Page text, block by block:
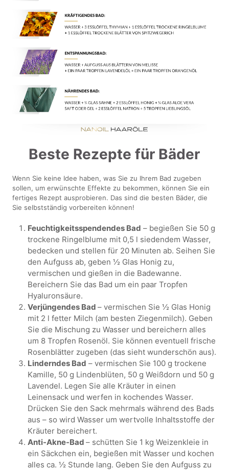
Beste Rezepte für Bäder
Wenn Sie keine Idee haben, was Sie zu Ihrem Bad zugeben
sollen, um erwünschte Effekte zu bekommen, können Sie ein
fertiges Rezept ausprobieren. Das sind die besten Bäder, die
Sie selbstständig vorbereiten können!
Feuchtigkeitsspendendes Bad – begießen Sie 50 g
trockene Ringelblume mit 0,5 l siedendem Wasser,
bedecken und stellen für 20 Minuten ab. Seihen Sie
den Aufguss ab, geben ½ Glas Honig zu,
vermischen und gießen in die Badewanne.
Bereichern Sie das Bad um ein paar Tropfen
Hyaluronsäure.
Verjüngendes Bad– vermischen Sie ½ Glas Honig
mit 2 l fetter Milch (am besten Ziegenmilch). Geben
Sie die Mischung zu Wasser und bereichern alles
um 8 Tropfen Rosenöl. Sie können eventuell frische
Rosenblätter zugeben (das sieht wunderschön aus).
Linderndes Bad – vermischen Sie 100 g trockene
Kamille, 50 g Lindenblüten, 50 g Weißdorn und 50 g
Lavendel. Legen Sie alle Kräuter in einen
Leinensack und werfen in kochendes Wasser.
Drücken Sie den Sack mehrmals während des Bads
aus – so wird Wasser um wertvolle Inhaltsstoffe der
Kräuter bereichert.
Anti-Akne-Bad– schütten Sie 1 kg Weizenkleie in
ein Säckchen ein, begießen mit Wasser und kochen
alles ca. ½ Stunde lang. Geben Sie den Aufguss zu